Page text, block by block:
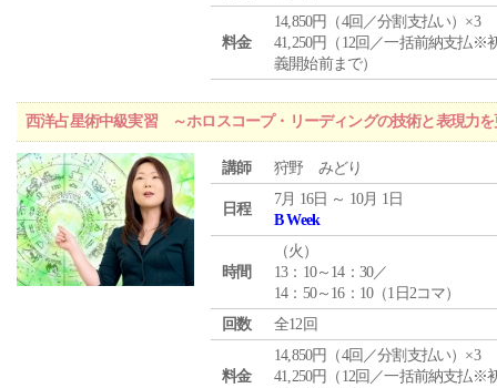
料金
14,850円（4回／分割支払い）×3
41,250円（12回／一括前納支払※
義開始前まで）
西洋占星術中級実習 ～ホロスコープ・リーディングの技術と表現力
講師 狩野 みどり
日程
7月 16日 ～ 10月 1日
B Week
時間
（火 ）
13：10～14：30／
14：50～16：10（1日2コマ）
回数
全12回
料金
14,850円（4回／分割支払い）×3
41,250円（12回／一括前納支払※